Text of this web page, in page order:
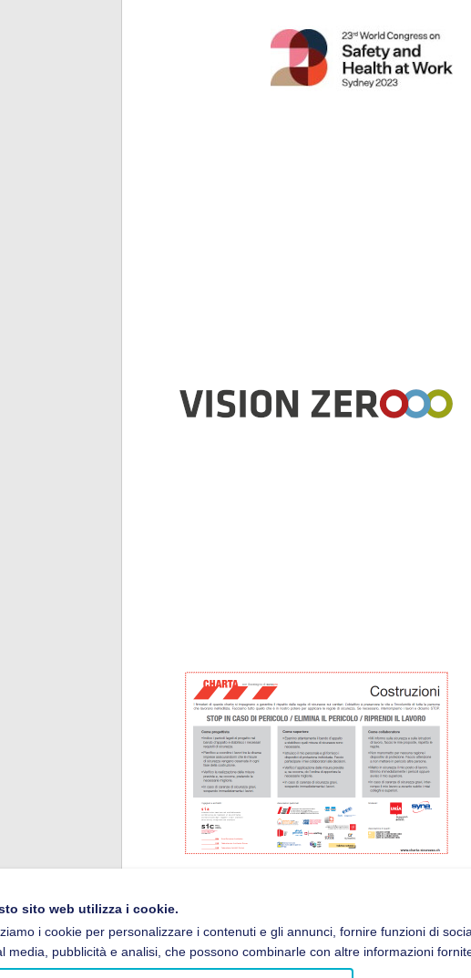
sito web utilizza i cookie.
i cookie per personalizzare i contenuti e gli annunci, fornire funzioni di
media, pubblicità e analisi, che possono combinarle con altre informazioni